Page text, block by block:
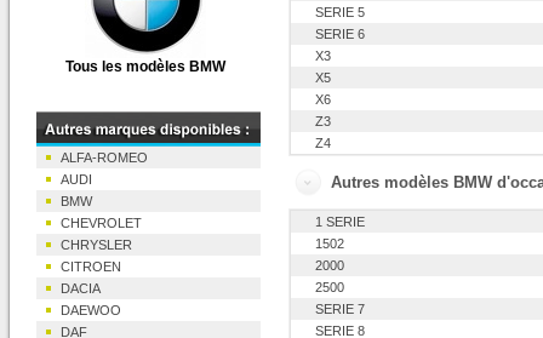
Tous les modèles BMW
ALFA-ROMEO
AUDI
BMW
CHEVROLET
CHRYSLER
CITROEN
DACIA
DAEWOO
DAF
SERIE 5
SERIE 6
X3
X5
X6
Z3
Z4
Autres modèles BMW
1 SERIE
1502
2000
2500
SERIE 7
SERIE 8